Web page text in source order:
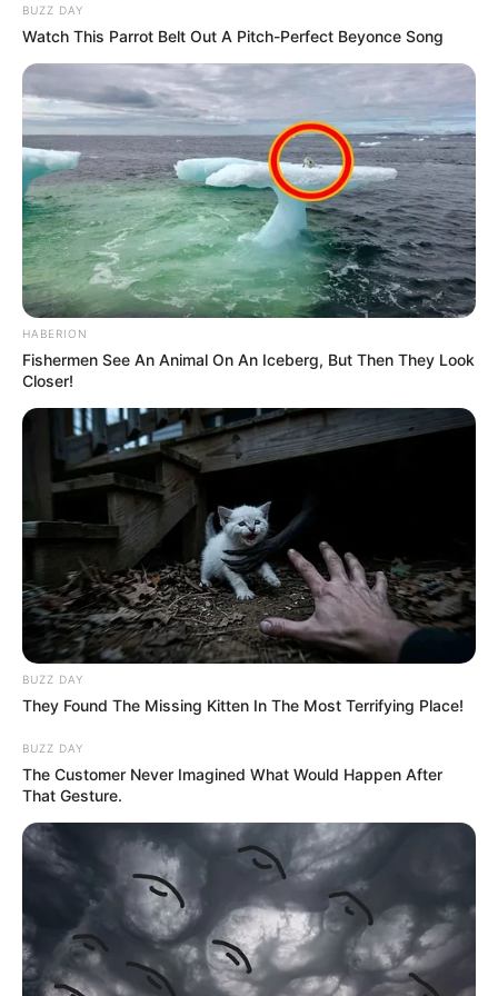
BUZZ DAY
Watch This Parrot Belt Out A Pitch-Perfect Beyonce Song
HABERION
Fishermen See An Animal On An Iceberg, But Then They Look
Closer!
BUZZ DAY
They Found The Missing Kitten In The Most Terrifying Place!
BUZZ DAY
The Customer Never Imagined What Would Happen After
That Gesture.